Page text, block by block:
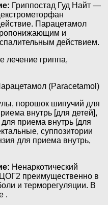
Гриппостад Гуд Найт —
Парацетамол
и
действием.
лечение гриппа,
(Paracetamol)
порошок шипучий для
внутрь [для детей],
приема внутрь [для
суппозитории
для приема внутрь,
Ненаркотический
преимущественно в
и терморегуляции. В
.